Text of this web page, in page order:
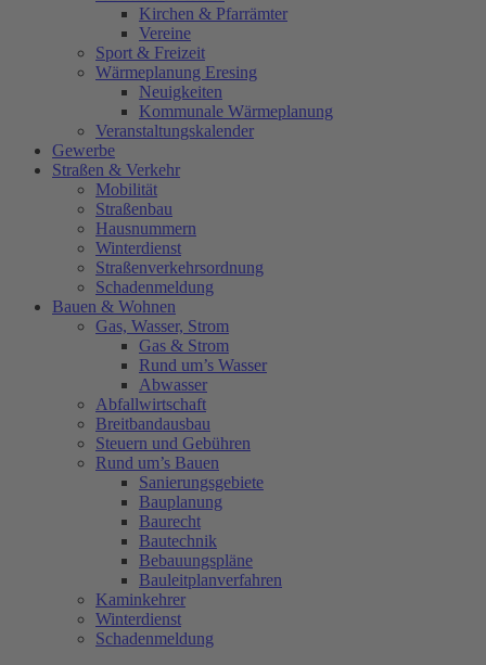
Kirchen & Pfarrämter
Vereine
Sport & Freizeit
Wärmeplanung Eresing
Neuigkeiten
Kommunale Wärmeplanung
Veranstaltungskalender
Gewerbe
Straßen & Verkehr
Mobilität
Straßenbau
Hausnummern
Winterdienst
Straßenverkehrsordnung
Schadenmeldung
Bauen & Wohnen
Gas, Wasser, Strom
Gas & Strom
Rund um’s Wasser
Abwasser
Abfallwirtschaft
Breitbandausbau
Steuern und Gebühren
Rund um’s Bauen
Sanierungsgebiete
Bauplanung
Baurecht
Bautechnik
Bebauungspläne
Bauleitplanverfahren
Kaminkehrer
Winterdienst
Schadenmeldung